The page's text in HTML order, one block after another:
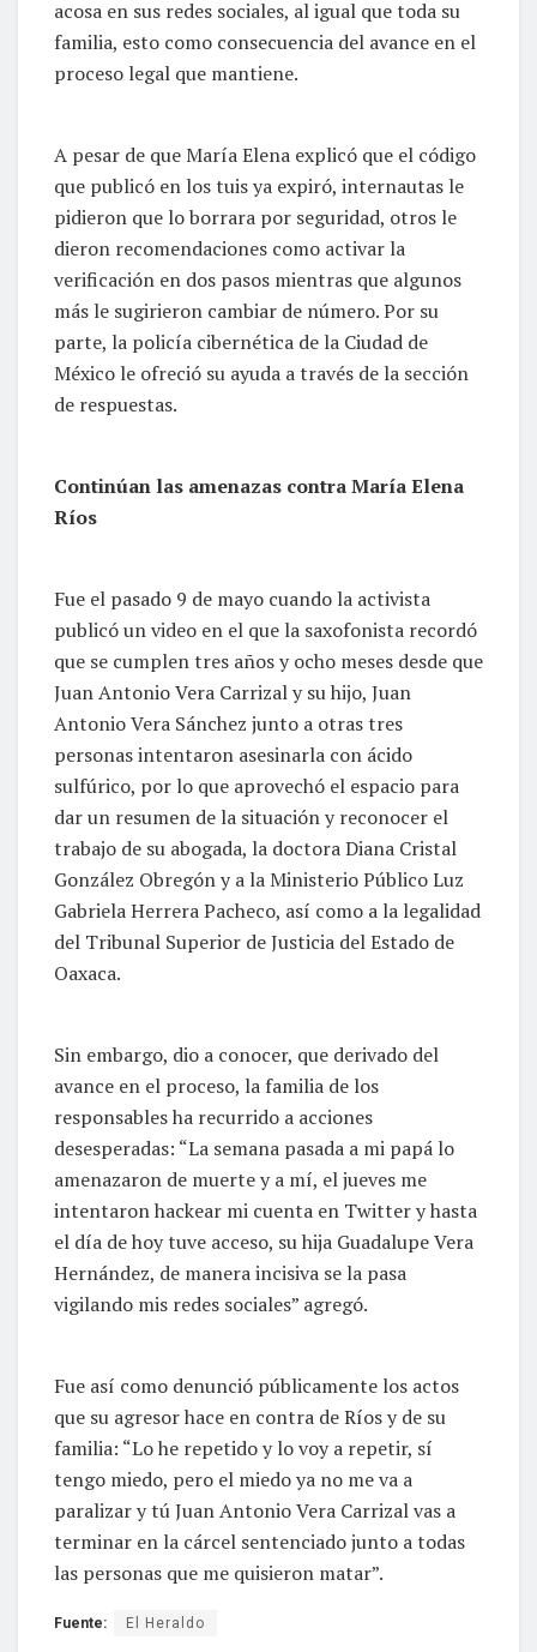
acosa en sus redes sociales, al igual que toda su
familia, esto como consecuencia del avance en el
proceso legal que mantiene.
A pesar de que María Elena explicó que el código
que publicó en los tuis ya expiró, internautas le
pidieron que lo borrara por seguridad, otros le
dieron recomendaciones como activar la
verificación en dos pasos mientras que algunos
más le sugirieron cambiar de número. Por su
parte, la policía cibernética de la Ciudad de
México le ofreció su ayuda a través de la sección
de respuestas.
Continúan las amenazas contra María Elena
Ríos
Fue el pasado 9 de mayo cuando la activista
publicó un video en el que la saxofonista recordó
que se cumplen tres años y ocho meses desde que
Juan Antonio Vera Carrizal y su hijo, Juan
Antonio Vera Sánchez junto a otras tres
personas intentaron asesinarla con ácido
sulfúrico, por lo que aprovechó el espacio para
dar un resumen de la situación y reconocer el
trabajo de su abogada, la doctora Diana Cristal
González Obregón y a la Ministerio Público Luz
Gabriela Herrera Pacheco, así como a la legalidad
del Tribunal Superior de Justicia del Estado de
Oaxaca.
Sin embargo, dio a conocer, que derivado del
avance en el proceso, la familia de los
responsables ha recurrido a acciones
desesperadas: “La semana pasada a mi papá lo
amenazaron de muerte y a mí, el jueves me
intentaron hackear mi cuenta en Twitter y hasta
el día de hoy tuve acceso, su hija Guadalupe Vera
Hernández, de manera incisiva se la pasa
vigilando mis redes sociales” agregó.
Fue así como denunció públicamente los actos
que su agresor hace en contra de Ríos y de su
familia: “Lo he repetido y lo voy a repetir, sí
tengo miedo, pero el miedo ya no me va a
paralizar y tú Juan Antonio Vera Carrizal vas a
terminar en la cárcel sentenciado junto a todas
las personas que me quisieron matar”.
Fuente: El Heraldo